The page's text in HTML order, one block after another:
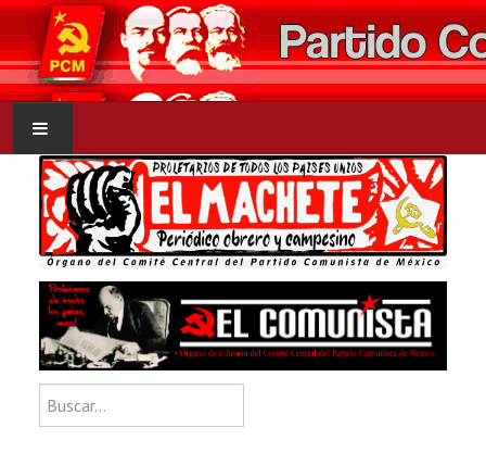
INICIO
PCM
NOTICIAS
DOCUMENTOS
Buscar